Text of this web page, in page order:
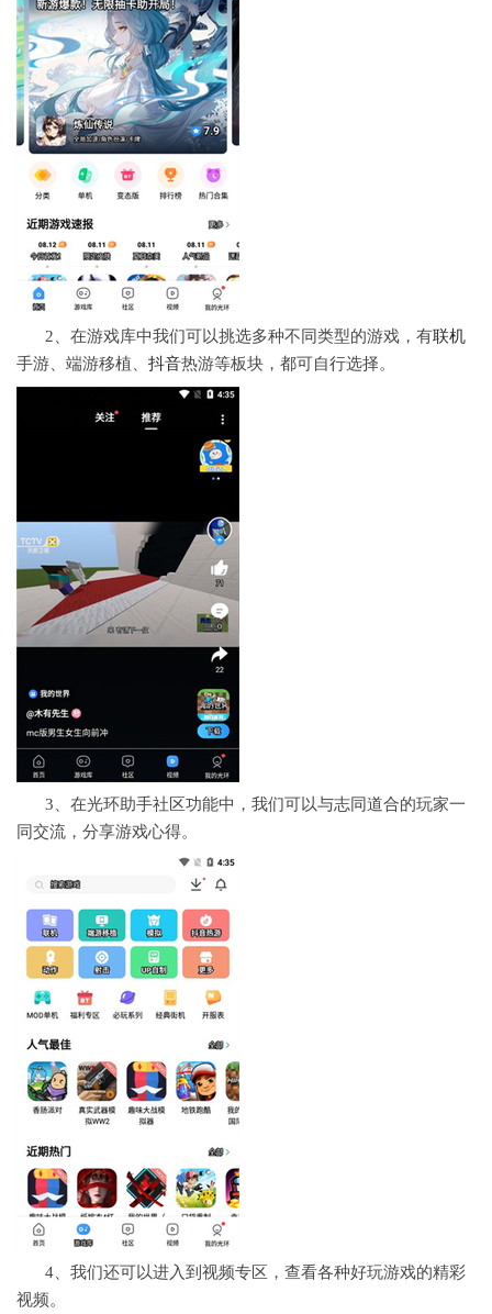
2、在游戏库中我们可以挑选多种不同类型的游戏，有联机
手游、端游移植、 抖音热游等板块，都可自行选择。
3、在光环助手社区功能中，我们可以与志同道合的玩家一
同交流，分享游戏心得。
4、我们还可以进入到视频专区，查看各种好玩游戏的精彩
视频。